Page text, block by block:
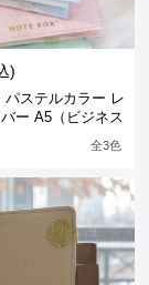
)
パステルカラー レ
ー A5（ビジネス
全3色